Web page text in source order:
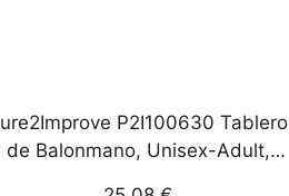
P2I100630 Tablero
de Balonmano, Unisex-Adult,